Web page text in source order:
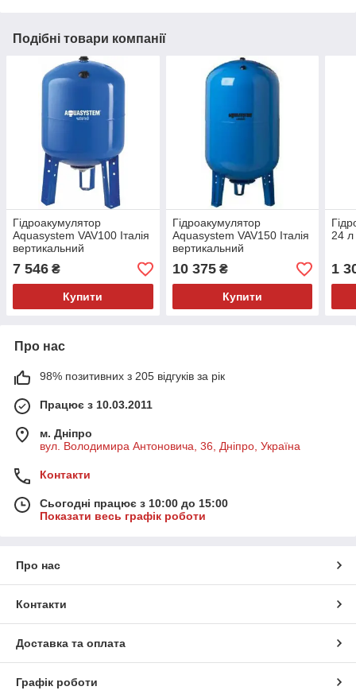
Подібні товари компанії
Гідроакумулятор
Aquasystem VAV100 Італія
вертикальний
7 546 ₴
Купити
Гідроакумулятор
Aquasystem VAV150 Італія
вертикальний
10 375₴
Купити
24 л
1
Про нас
98% позитивних з 205 відгуків за рік
Працює з 10.03.2011
м. Дніпро
вул. Володимира Антоновича, 36, Дніпро, Україна
Контакти
Сьогодні працює з 10:00 до 15:00
Показати весь графік роботи
Про нас
Контакти
Доставка та оплата
Графік роботи